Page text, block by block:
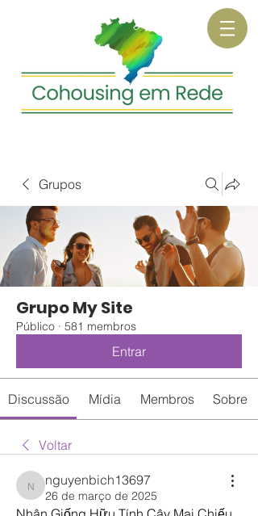
Grupos
Grupo My Site
Público · 581 membros
Entrar
Discussão Mídia Membros Sobre
Voltar
nguyenbich13697
nguyenbich13697
26 de março de 2025